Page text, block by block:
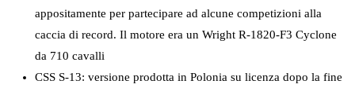
appositamente per partecipare ad alcune competizioni alla
caccia di record. Il motore era un Wright R-1820-F3 Cyclone
da 710 cavalli
CSS S-13: versione prodotta in Polonia su licenza dopo la fine